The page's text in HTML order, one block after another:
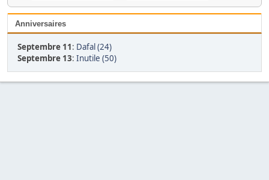
Anniversaires
Septembre 11: Dafal (24)
Septembre 13: Inutile (50)